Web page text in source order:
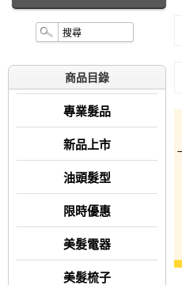
商品目錄
專業髮品
新品上市
油頭髮型
限時優惠
美髮電器
美髮梳子